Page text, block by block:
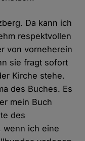
Da kann ich
respektvollen
von vorneherein
sie fragt sofort
Kirche stehe.
des Buches. Es
mein Buch
des
wenn ich eine